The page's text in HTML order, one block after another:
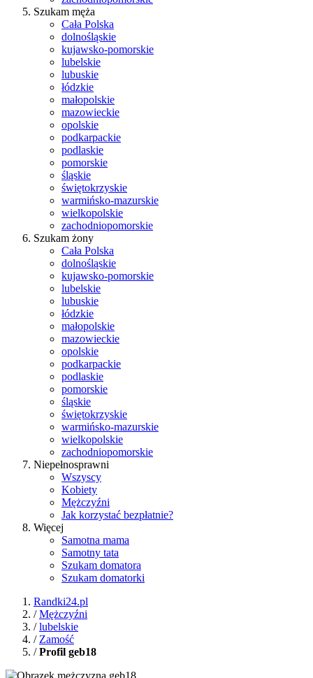
Szukam męża
Cała Polska
dolnośląskie
kujawsko-pomorskie
lubelskie
lubuskie
łódzkie
małopolskie
mazowieckie
opolskie
podkarpackie
podlaskie
pomorskie
śląskie
świętokrzyskie
warmińsko-mazurskie
wielkopolskie
zachodniopomorskie
Szukam żony
Cała Polska
dolnośląskie
kujawsko-pomorskie
lubelskie
lubuskie
łódzkie
małopolskie
mazowieckie
opolskie
podkarpackie
podlaskie
pomorskie
śląskie
świętokrzyskie
warmińsko-mazurskie
wielkopolskie
zachodniopomorskie
Niepełnosprawni
Wszyscy
Kobiety
Mężczyźni
Jak korzystać bezpłatnie?
Więcej
Samotna mama
Samotny tata
Szukam domatora
Szukam domatorki
Randki24.pl
/Mężczyźni
/lubelskie
/ Zamość
/Profil geb18